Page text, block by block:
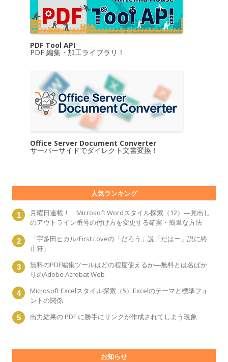
PDF Tool API
PDF 編集・加工ライブラリ！
Office Server Document Converter
サーバーサイドでダイレクト文書変換！
人気ランキング
月曜日連載！ Microsoft Wordスタイル探索（12）―見出し
のアウトライン番号の付け方を変更する確実・簡単な方法
「宇多田ヒカル/First Loveの「だろう」説「だはー」説に終
止符」
無料のPDF編集ツールはどの程度使えるか―無料とは名ばか
りのAdobe Acrobat Web
Microsoft Excelスタイル探索（5）Excelのテーマと標準フォ
ントの関係
出力結果の PDF に勝手にリンクが作成されてしまう現象
お知らせ